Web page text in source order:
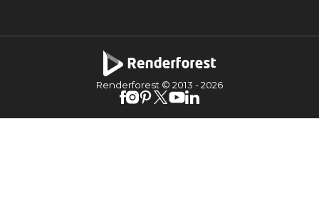
Renderforest © 2013 -2026